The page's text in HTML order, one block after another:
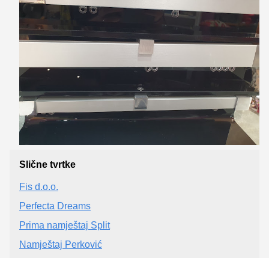
Slične tvrtke
Fis d.o.o.
Perfecta Dreams
Prima namještaj Split
Namještaj Perković